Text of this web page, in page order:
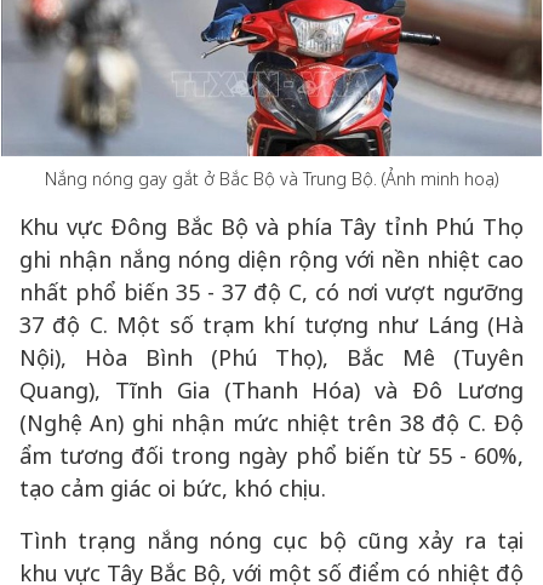
Nắng nóng gay gắt ở Bắc Bộ và Trung Bộ. (Ảnh minh hoạ)
Khu vực Đông Bắc Bộ và phía Tây tỉnh Phú Thọ
ghi nhận nắng nóng diện rộng với nền nhiệt cao
nhất phổ biến 35 - 37 độ C, có nơi vượt ngưỡng
37 độ C. Một số trạm khí tượng như Láng (Hà
Nội), Hòa Bình (Phú Thọ), Bắc Mê (Tuyên
Quang), Tĩnh Gia (Thanh Hóa) và Đô Lương
(Nghệ An) ghi nhận mức nhiệt trên 38 độ C. Độ
ẩm tương đối trong ngày phổ biến từ 55 - 60%,
tạo cảm giác oi bức, khó chịu.
Tình trạng nắng nóng cục bộ cũng xảy ra tại
khu vực Tây Bắc Bộ, với một số điểm có nhiệt độ